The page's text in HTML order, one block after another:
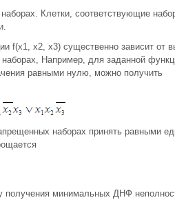
Клетки, соответствующие
f(x1, x2, x3) существенно зависит от
Например, для заданной
равными нулю, можно получить
наборах принять равными
получения минимальных ДНФ